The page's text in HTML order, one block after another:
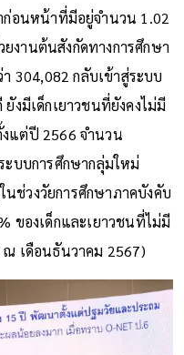
ก่อนหน้าที่มีอยู่จำนวน 1.02
งานต้นสังกัดทางการศึกษา
304,082 กลับเข้าสู่ระบบ
งมีเด็กเยาวชนที่ยังคงไม่มี
แต่ปี 2566 จำนวน
ะบบการศึกษากลุ่มใหม่
ช่วงวัยการศึกษาภาคบังคับ
ของเด็กและเยาวชนที่ไม่มี
เดือนธันวาคม 2567)